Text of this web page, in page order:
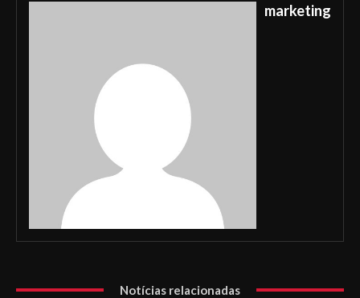
marketing
Notícias relacionadas